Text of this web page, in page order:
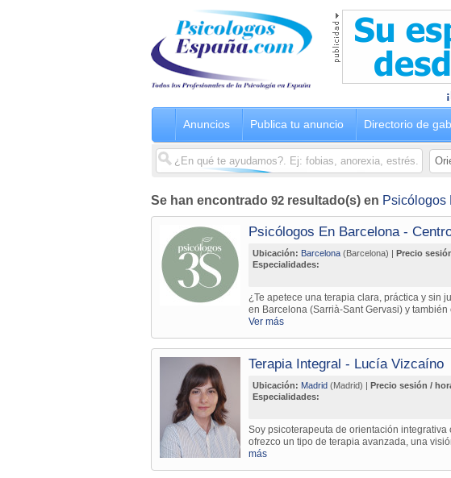
Anuncios Publica tu anuncio Directorio de
Se han encontrado 92 resultado(s) en Psicólogos
Psicólogos En Barcelona -
Ubicación: Barcelona (Barcelona) | Precio
Especialidades:
¿Te apetece una terapia clara, práctica y sin
en Barcelona (Sarrià-Sant Gervasi) y
Ver más
Terapia Integral - Lucía Vizcaíno
Ubicación: Madrid (Madrid) | Precio sesión /
Especialidades:
Soy psicoterapeuta de orientación
ofrezco un tipo de terapia avanzada, una
más